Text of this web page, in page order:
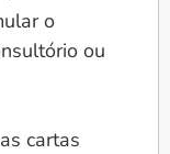
o
ou
cartas